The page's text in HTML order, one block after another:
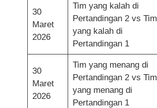
30
Maret
2026
Tim yang kalah di
Pertandingan 2 vs Tim
yang kalah di
Pertandingan 1
30
Maret
2026
Tim yang menang di
Pertandingan 2 vs Tim
yang menang di
Pertandingan 1